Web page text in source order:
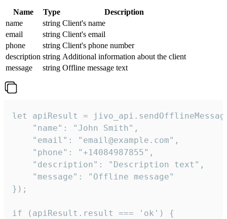
Name Type
Description
name
string Client's name
email
string Client's email
phone
string Client's phone number
description string Additional information about the client
message
string Offline message text
let apiResult =
    "name": "John Smith",
    "email": "email@example.com",
    "phone": "+14084987855",
    "description": "Description text",
    "message": "Offline message"
});
if (apiResult.result === 'ok') {